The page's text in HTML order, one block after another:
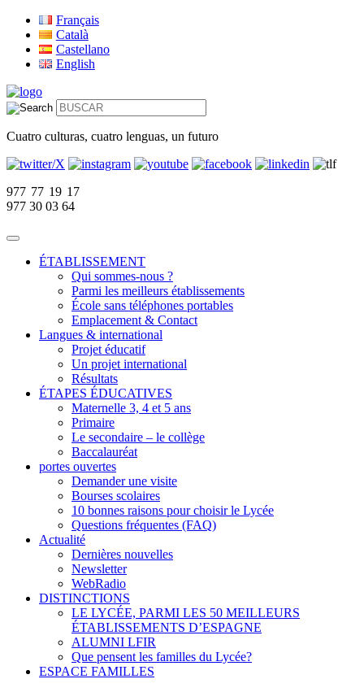
Français
Català
Castellano
English
Cuatro culturas, cuatro lenguas, un futuro
977 77 19 17
977 30 03 64
ÉTABLISSEMENT
Qui sommes-nous ?
Parmi les meilleurs établissements
École sans téléphones portables
Emplacement & Contact
Langues & international
Projet éducatif
Un projet international
Résultats
ÉTAPES ÉDUCATIVES
Maternelle 3, 4 et 5 ans
Primaire
Le secondaire – le collège
Baccalauréat
portes ouvertes
Demander une visite
Bourses scolaires
10 bonnes raisons pour choisir le Lycée
Questions fréquentes (FAQ)
Actualité
Dernières nouvelles
Newsletter
WebRadio
DISTINCTIONS
LE LYCÉE, PARMI LES 50 MEILLEURS
ÉTABLISSEMENTS D’ESPAGNE
ALUMNI LFIR
Que pensent les familles du Lycée?
ESPACE FAMILLES